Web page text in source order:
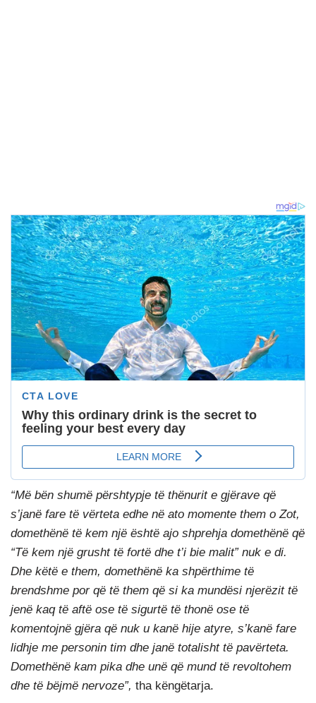
“Më bën shumë përshtypje të thënurit e gjërave që
s’janë fare të vërteta edhe në ato momente them o Zot,
domethënë të kem një është ajo shprehja domethënë që
“Të kem një grusht të fortë dhe t’i bie malit” nuk e di.
Dhe këtë e them, domethënë ka shpërthime të
brendshme por që të them që si ka mundësi njerëzit të
jenë kaq të aftë ose të sigurtë të thonë ose të
komentojnë gjëra që nuk u kanë hije atyre, s’kanë fare
lidhje me personin tim dhe janë totalisht të pavërteta.
Domethënë kam pika dhe unë që mund të revoltohem
dhe të bëjmë nervoze”, tha këngëtarja.